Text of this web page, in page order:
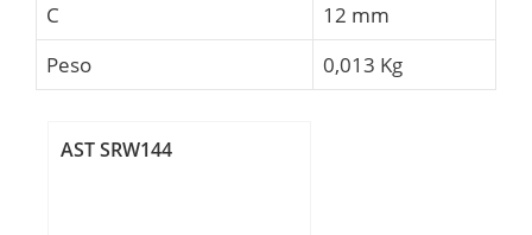
C
12 mm
Peso
0,013 Kg
AST SRW144